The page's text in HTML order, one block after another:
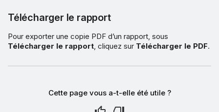
Télécharger le rapport
Pour exporter une copie PDF d’un rapport, sous
Télécharger le rapport, cliquez sur Télécharger le PDF.
Cette page vous a-t-elle été utile ?